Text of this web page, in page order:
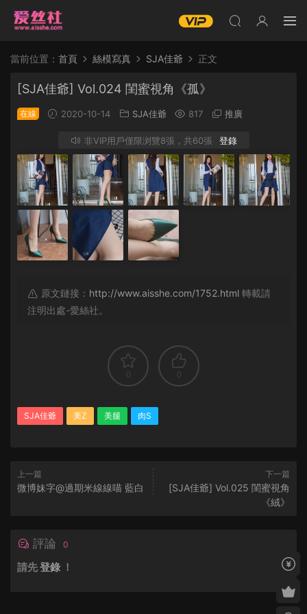
當前位置： 首頁 絲模寫真 SJA佳爺 正文
[SJA佳爺] Vol.024 閨蜜視角《孤》
在線 2020-10-14 SJA佳爺 817 推廣
非VIP用戶僅限浏覽8張，共60張 登錄
原文鏈接： http://www.aisshe.com/1752.html 轉載請
注明出處-愛絲社。
0 0
SJA佳爺 美Z 美腿 肉S
上一篇
微博妹字@過期米線線喵 藍白
下一篇
[SJA佳爺] Vol.025 閨蜜視角
《絨》
評論 0
請先登錄 ！